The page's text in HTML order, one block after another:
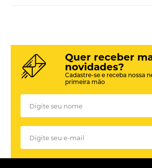
Quer receber
novidades?
Cadastre-se e receba nossa
primeira mão